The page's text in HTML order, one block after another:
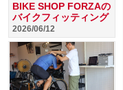
BIKE SHOP FORZAの
バイクフィッティング
2026/06/12